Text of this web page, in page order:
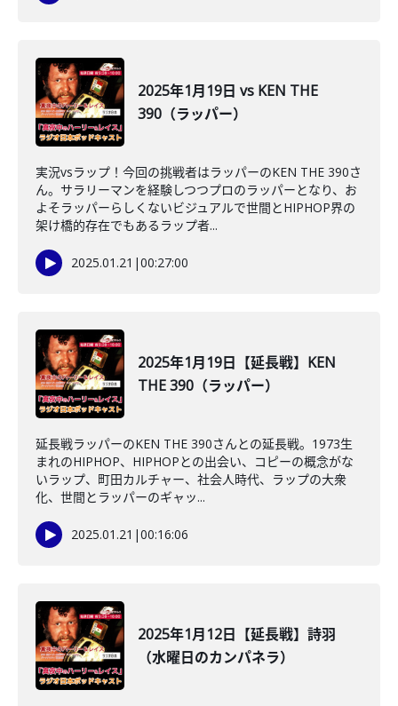
2025年1月19日 vs KEN THE
390（ラッパー）
実況vsラップ！今回の挑戦者はラッパーのKEN THE 390さ
ん。サラリーマンを経験しつつプロのラッパーとなり、お
よそラッパーらしくないビジュアルで世間とHIPHOP界の
架け橋的存在でもあるラップ者...
2025.01.21 |00:27:00
2025年1月19日【延長戦】KEN
THE 390（ラッパー）
延長戦ラッパーのKEN THE 390さんとの延長戦。1973生
まれのHIPHOP、HIPHOPとの出会い、コピーの概念がな
いラップ、町田カルチャー、社会人時代、ラップの大衆
化、世間とラッパーのギャッ...
2025.01.21 |00:16:06
2025年1月12日【延長戦】詩羽
（水曜日のカンパネラ）